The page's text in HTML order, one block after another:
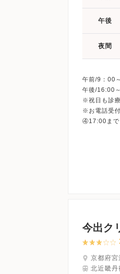
午後
夜間
午前/9：00
午後/16:00
※祝日も診
※お電話受
今出ク
京都府
北近畿